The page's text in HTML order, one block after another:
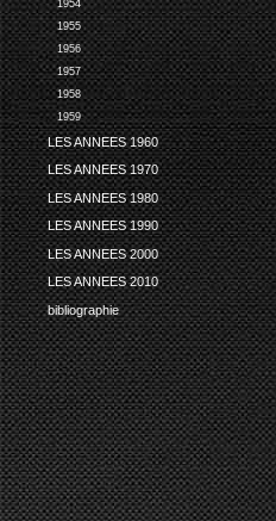
1954
1955
1956
1957
1958
1959
LES ANNEES 1960
LES ANNEES 1970
LES ANNEES 1980
LES ANNEES 1990
LES ANNEES 2000
LES ANNEES 2010
bibliographie